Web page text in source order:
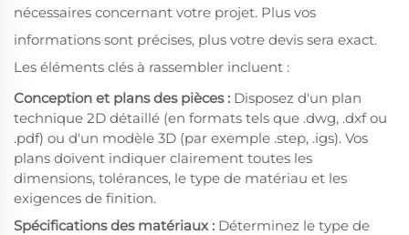
nécessaires concernant votre projet. Plus vos
informations sont précises, plus votre devis sera exact.
Les éléments clés à rassembler incluent :
Conception et plans des pièces : Disposez d'un plan
technique 2D détaillé (en formats tels que .dwg, .dxf ou
.pdf) ou d'un modèle 3D (par exemple .step, .igs). Vos
plans doivent indiquer clairement toutes les
dimensions, tolérances, le type de matériau et les
exigences de finition.
Spécifications des matériaux : Déterminez le type de